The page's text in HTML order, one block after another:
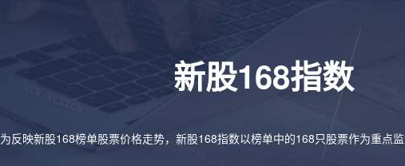
新股168指数
为反映新股168榜单股票价格走势，新股168指数以榜单中的168只股票作为重点监